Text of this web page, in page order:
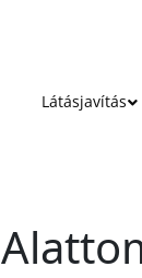
Látásjavítás